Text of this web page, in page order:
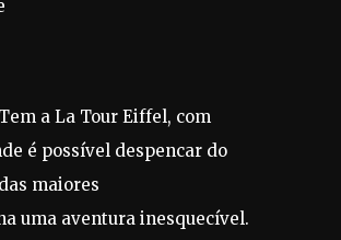
a La Tour Eiffel, com
é possível despencar do
maiores
uma aventura inesquecível.